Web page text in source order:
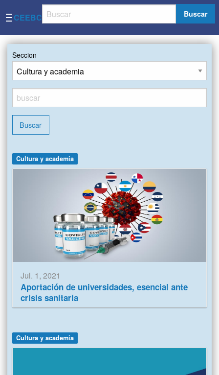
CEEBC Buscar
Seccion
Buscar
Cultura y academia
Jul. 1, 2021
Aportación de universidades, esencial ante
crisis sanitaria
Cultura y academia